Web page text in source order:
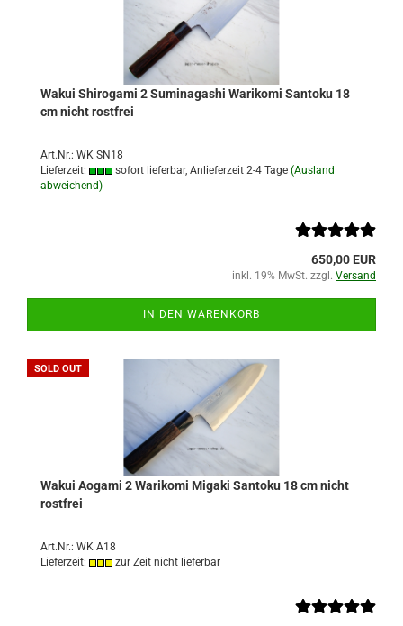
Wakui Shirogami 2 Suminagashi Warikomi Santoku 18
cm nicht rostfrei
Art.Nr.: WK SN18
Lieferzeit:
sofort lieferbar, Anlieferzeit 2-4 Tage (Ausland
abweichend)
650,00 EUR
inkl. 19% MwSt. zzgl. Versand
IN DEN WARENKORB
SOLD OUT
Wakui Aogami 2 Warikomi Migaki Santoku 18 cm nicht
rostfrei
Art.Nr.: WK A18
Lieferzeit:
zur Zeit nicht lieferbar